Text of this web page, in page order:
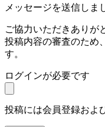
メッセージを送信しま
ご協力いただきありが
投稿内容の審査のため
す。
ログインが必要です
投稿には会員登録およ